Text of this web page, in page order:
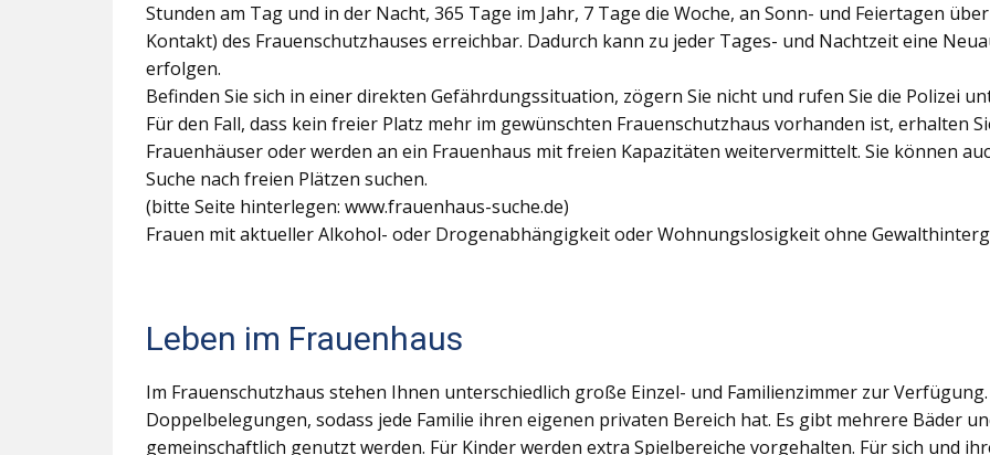
Stunden am Tag und in der Nacht, 365 Tage im Jahr, 7 Tage die Woche, an Sonn- und Feiertagen
Kontakt) des Frauenschutzhauses erreichbar. Dadurch kann zu jeder Tages- und Nachtzeit eine
erfolgen.
Befinden Sie sich in einer direkten Gefährdungssituation, zögern Sie nicht und rufen Sie die Polizei
Für den Fall, dass kein freier Platz mehr im gewünschten Frauenschutzhaus vorhanden ist, erhalten
Frauenhäuser oder werden an ein Frauenhaus mit freien Kapazitäten weitervermittelt. Sie können
Suche nach freien Plätzen suchen.
(bitte Seite hinterlegen: www.frauenhaus-suche.de)
Frauen mit aktueller Alkohol- oder Drogenabhängigkeit oder Wohnungslosigkeit ohne
Leben im Frauenhaus
Im Frauenschutzhaus stehen Ihnen unterschiedlich große Einzel- und Familienzimmer zur
Doppelbelegungen, sodass jede Familie ihren eigenen privaten Bereich hat. Es gibt mehrere Bäder
gemeinschaftlich genutzt werden. Für Kinder werden extra Spielbereiche vorgehalten. Für sich und